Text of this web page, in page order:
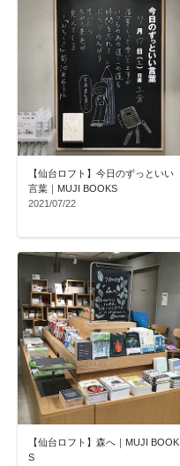
【仙台ロフト】今日のずっといい
言葉｜MUJI BOOKS
2021/07/22
【仙台ロフト】森へ｜MUJI BOOK
S